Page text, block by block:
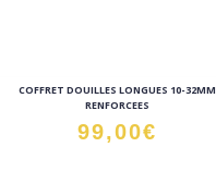
COFFRET DOUILLES LONGUES 10-32MM
RENFORCEES
99,00€